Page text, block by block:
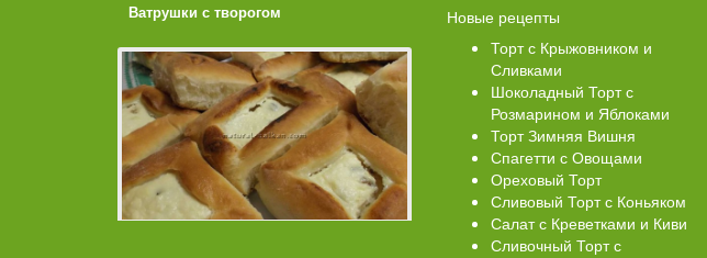
Ватрушки с творогом Торт со Свеклой
Новые рецепты
Торт с Крыжовником и
Сливками
Шоколадный Торт с
Розмарином и Яблоками
Торт Зимняя Вишня
Спагетти с Овощами
Ореховый Торт
Сливовый Торт с Коньяком
Салат с Креветками и Киви
Сливочный Торт с